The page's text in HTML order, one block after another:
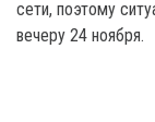
сети, поэтому
вечеру 24 ноября.